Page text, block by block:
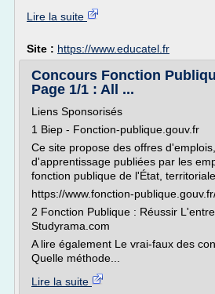
Lire la suite
Site : https://www.educatel.fr
Concours Fonction
Page 1/1 : All ...
Liens Sponsorisés
1 Biep - Fonction-publique.gouv.fr
Ce site propose des offres
d'apprentissage publiées par les
fonction publique de l'État,
https://www.fonction-
2 Fonction Publique : Réussir
Studyrama.com
A lire également Le vrai-faux des
Quelle méthode...
Lire la suite